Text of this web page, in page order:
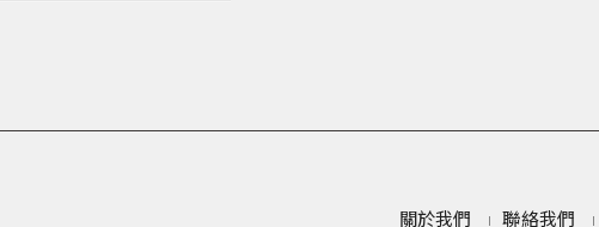
關於我們 聯絡我們